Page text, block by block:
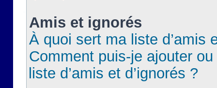
Amis et ignorés
À quoi sert ma liste d’amis
Comment puis-je ajouter
liste d’amis et d’ignorés ?